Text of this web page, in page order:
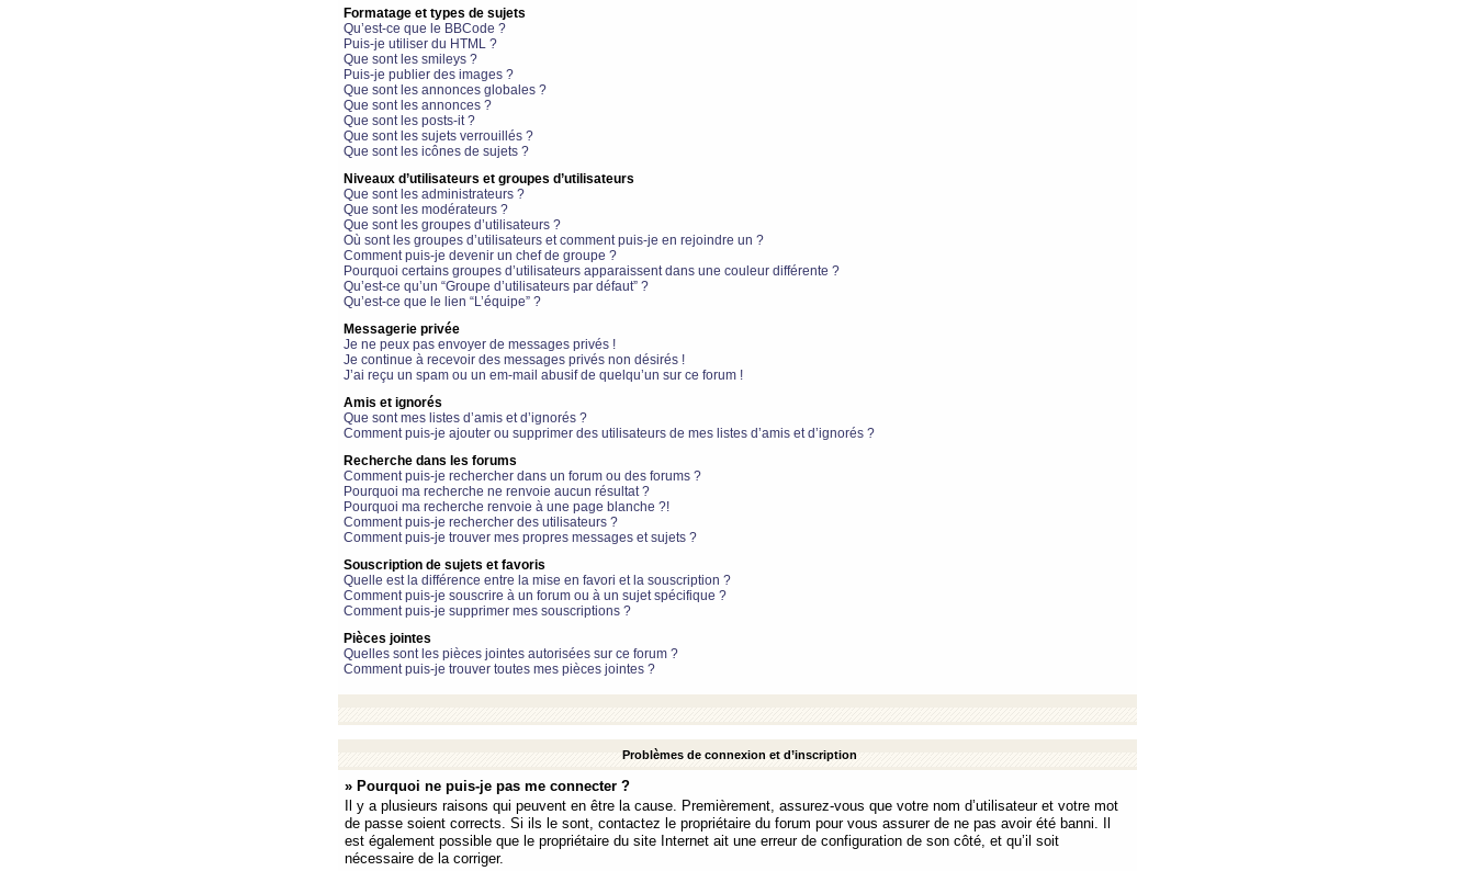
Formatage et types de sujets
Qu’est-ce que le BBCode ?
Puis-je utiliser du HTML ?
Que sont les smileys ?
Puis-je publier des images ?
Que sont les annonces globales ?
Que sont les annonces ?
Que sont les posts-it ?
Que sont les sujets verrouillés ?
Que sont les icônes de sujets ?
Niveaux d’utilisateurs et groupes d’utilisateurs
Que sont les administrateurs ?
Que sont les modérateurs ?
Que sont les groupes d’utilisateurs ?
Où sont les groupes d’utilisateurs et comment puis-je en rejoindre un ?
Comment puis-je devenir un chef de groupe ?
Pourquoi certains groupes d’utilisateurs apparaissent dans une couleur différente ?
Qu’est-ce qu’un “Groupe d’utilisateurs par défaut” ?
Qu’est-ce que le lien “L’équipe” ?
Messagerie privée
Je ne peux pas envoyer de messages privés !
Je continue à recevoir des messages privés non désirés !
J’ai reçu un spam ou un em-mail abusif de quelqu’un sur ce forum !
Amis et ignorés
Que sont mes listes d’amis et d’ignorés ?
Comment puis-je ajouter ou supprimer des utilisateurs de mes listes d’amis et d’ignorés ?
Recherche dans les forums
Comment puis-je rechercher dans un forum ou des forums ?
Pourquoi ma recherche ne renvoie aucun résultat ?
Pourquoi ma recherche renvoie à une page blanche ?!
Comment puis-je rechercher des utilisateurs ?
Comment puis-je trouver mes propres messages et sujets ?
Souscription de sujets et favoris
Quelle est la différence entre la mise en favori et la souscription ?
Comment puis-je souscrire à un forum ou à un sujet spécifique ?
Comment puis-je supprimer mes souscriptions ?
Pièces jointes
Quelles sont les pièces jointes autorisées sur ce forum ?
Comment puis-je trouver toutes mes pièces jointes ?
Problèmes de connexion et d’inscription
» Pourquoi ne puis-je pas me connecter ?
Il y a plusieurs raisons qui peuvent en être la cause. Premièrement, assurez-vous que votre nom d’utilisateur et votre mot
de passe soient corrects. Si ils le sont, contactez le propriétaire du forum pour vous assurer de ne pas avoir été banni. Il
est également possible que le propriétaire du site Internet ait une erreur de configuration de son côté, et qu’il soit
nécessaire de la corriger.